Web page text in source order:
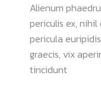
Alienum
periculis ex,
pericula
graecis, vix
tincidunt